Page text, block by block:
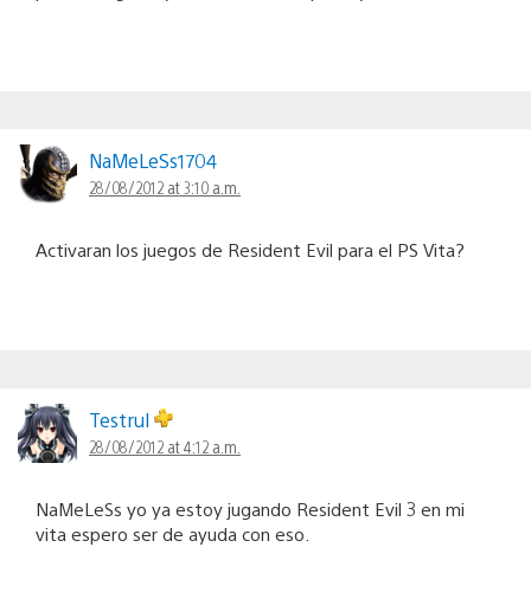
NaMeLeSs1704
28/08/2012 at 3:10 a.m.
Activaran los juegos de Resident Evil para el PS Vita?
Testrul
28/08/2012 at 4:12 a.m.
NaMeLeSs yo ya estoy jugando Resident Evil 3 en mi
vita espero ser de ayuda con eso.